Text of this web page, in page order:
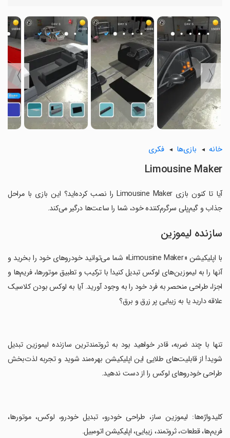
〈
〉
خانه بازی‌ها فکری
Limousine Maker
آیا تا کنون بازی Limousine Maker را نصب کرده‌اید؟ این بازی با مراحل
جذاب و گیم‌پلی سرگرم‌کننده خود، شما را ساعت‌ها درگیر می‌کند.
سازنده لیموزین
با اپلیکیشن «Limousine Maker» شما می‌توانید خودروهای خود را بخرید و
آنها را به لیموزین‌های لوکس تبدیل کنید! با ترکیب و تطبیق موتورها، فریم‌ها و
اجزا، طراحی منحصر به فرد خود را به وجود آورید. آیا به لوکس بودن کلاسیک
علاقه دارید یا به زیبایی پر زرق و برق؟
‏تنها با چند ضربه، قادر خواهید بود به ثروتمندترین سازنده لیموزین تبدیل
شوید! از قابلیت‌های طلایی این اپلیکیشن بهره‌مند شوید و تجربه لذت‌بخش
طراحی خودروهای لوکس را از دست ندهید.
‏کلیدواژه‌ها: لیموزین ساز، طراحی خودرو، تبدیل خودرو، لوکس، موتورها،
فریم‌ها، قطعات، ثروتمند، زیبایی، اپلیکیشن اتومبیل.